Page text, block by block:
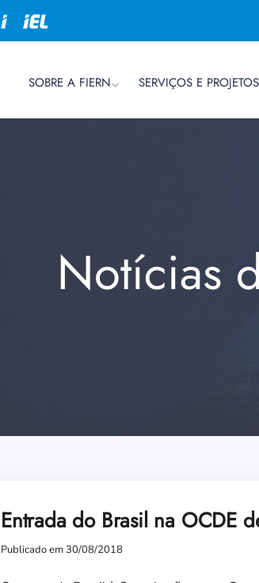
SOBRE A FIERN SERVIÇOS E PROJETOS
Notícias
Entrada do Brasil na OCDE
Publicado em 30/08/2018